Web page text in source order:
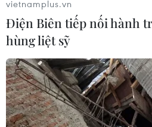
vietnamplus.vn
Điện Biên tiếp nối hành
hùng liệt sỹ